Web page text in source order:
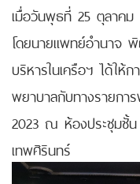
เมื่อวันพุธที่ 25 ตุลาคม
โดยนายแพทย์อำนาจ
บริหารในเครือฯ ได้ให้
พยาบาลกับทางรายก
2023 ณ ห้องประชุมชั้น
เทพศิรินทร์